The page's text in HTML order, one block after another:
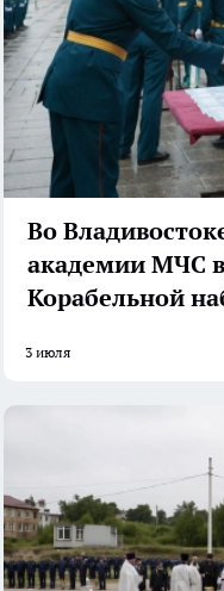
Во
академии МЧС
Корабельной
3 июля